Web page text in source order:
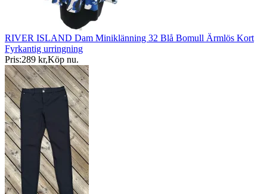
RIVER ISLAND Dam Miniklänning 32 Blå Bomull Ärmlös Kort
Fyrkantig urringning
Pris:289 kr,Köp nu.